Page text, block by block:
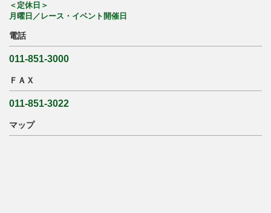
＜定休日＞
月曜日／レース・イベント開催日
電話
011-851-3000
ＦＡＸ
011-851-3022
マップ